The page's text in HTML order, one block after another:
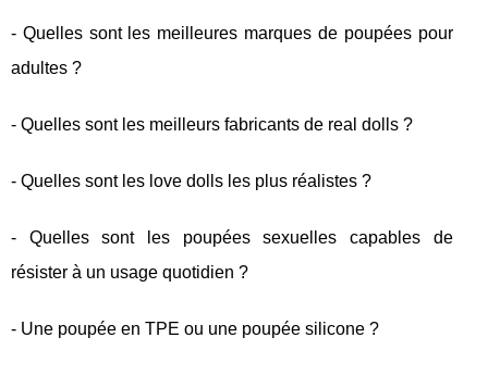
- Quelles sont les meilleures marques de poupées pour
adultes ?
- Quelles sont les meilleurs fabricants de real dolls ?
- Quelles sont les love dolls les plus réalistes ?
- Quelles sont les poupées sexuelles capables de
résister à un usage quotidien ?
- Une poupée en TPE ou une poupée silicone ?